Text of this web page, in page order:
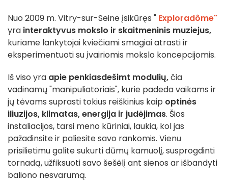
Nuo 2009 m. Vitry-sur-Seine įsikūręs " Exploradôme"
yra interaktyvus mokslo ir skaitmeninis muziejus,
kuriame lankytojai kviečiami smagiai atrasti ir
eksperimentuoti su įvairiomis mokslo koncepcijomis.
Iš viso yra apie penkiasdešimt modulių,čia
vadinamų "manipuliatoriais", kurie padeda vaikams ir
jų tėvams suprasti tokius reiškinius kaip optinės
iliuzijos, klimatas, energija ir judėjimas. Šios
instaliacijos, tarsi meno kūriniai, laukia, kol jas
pažadinsite ir paliesite savo rankomis. Vienu
prisilietimu galite sukurti dūmų kamuolį, susprogdinti
tornadą, užfiksuoti savo šešėlį ant sienos ar išbandyti
baliono nesvarumą.